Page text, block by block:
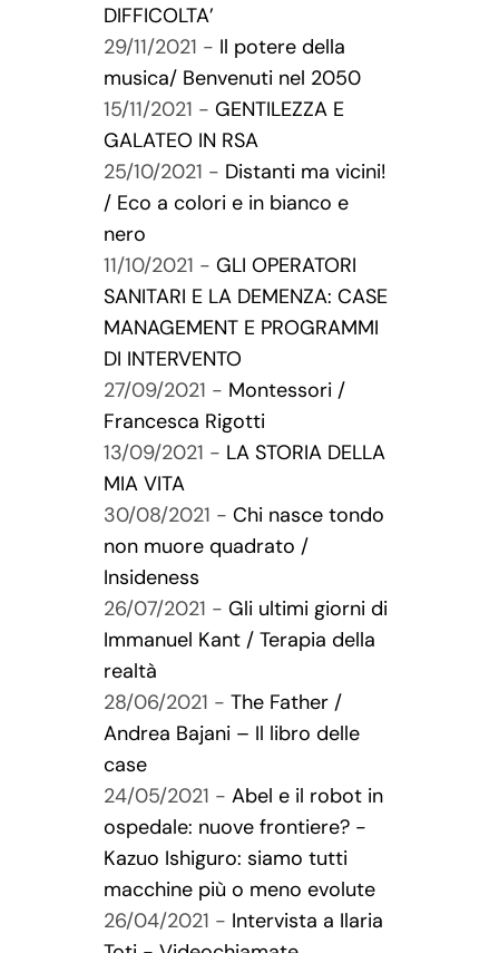
DIFFICOLTA’
29/11/2021 - Il potere della
musica/ Benvenuti nel 2050
15/11/2021 - GENTILEZZA E
GALATEO IN RSA
25/10/2021 - Distanti ma vicini!
/ Eco a colori e in bianco e
nero
11/10/2021 - GLI OPERATORI
SANITARI E LA DEMENZA: CASE
MANAGEMENT E PROGRAMMI
DI INTERVENTO
27/09/2021 - Montessori /
Francesca Rigotti
13/09/2021 - LA STORIA DELLA
MIA VITA
30/08/2021 - Chi nasce tondo
non muore quadrato /
Insideness
26/07/2021 - Gli ultimi giorni di
Immanuel Kant / Terapia della
realtà
28/06/2021 - The Father /
Andrea Bajani – Il libro delle
case
24/05/2021 - Abel e il robot in
ospedale: nuove frontiere? -
Kazuo Ishiguro: siamo tutti
macchine più o meno evolute
26/04/2021 - Intervista a Ilaria